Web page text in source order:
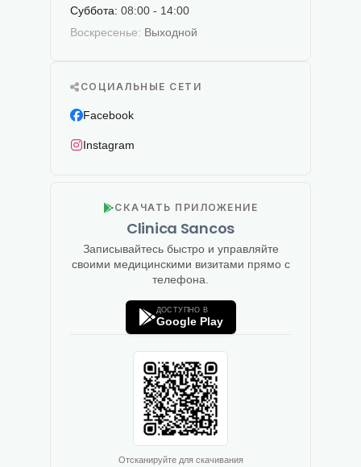
Суббота: 08:00 - 14:00
Воскресенье: Выходной
СОЦИАЛЬНЫЕ СЕТИ
Facebook
Instagram
СКАЧАТЬ ПРИЛОЖЕНИЕ
Clinica Sancos
Записывайтесь быстро и управляйте
своими медицинскими визитами прямо с
телефона.
ДОСТУПНО В
Google Play
Отсканируйте для скачивания